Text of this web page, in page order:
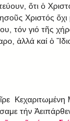
ὅτι ὁ
Χριστός ὄχι
τόν γιό τῆς
ἀλλά καί ὁ
Κεχαριτωμένη
τήν